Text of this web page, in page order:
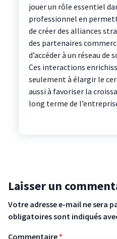
jouer un rôle essentiel
professionnel en
de créer des alliances
des partenaires
d’accéder à un réseau de
Ces interactions
seulement à élargir le
aussi à favoriser la
long terme de
Laisser un
Votre adresse e-mail ne sera
obligatoires sont indiqués
Commentaire *